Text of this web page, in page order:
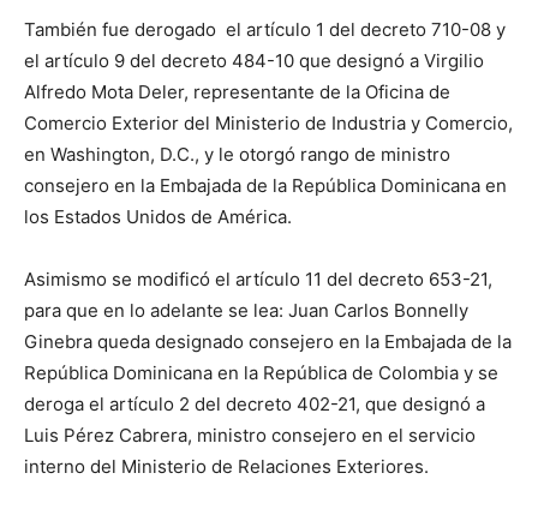
También fue derogado el artículo 1 del decreto 710-08 y
el artículo 9 del decreto 484-10 que designó a Virgilio
Alfredo Mota Deler, representante de la Oficina de
Comercio Exterior del Ministerio de Industria y Comercio,
en Washington, D.C., y le otorgó rango de ministro
consejero en la Embajada de la República Dominicana en
los Estados Unidos de América.
Asimismo se modificó el artículo 11 del decreto 653-21,
para que en lo adelante se lea: Juan Carlos Bonnelly
Ginebra queda designado consejero en la Embajada de la
República Dominicana en la República de Colombia y se
deroga el artículo 2 del decreto 402-21, que designó a
Luis Pérez Cabrera, ministro consejero en el servicio
interno del Ministerio de Relaciones Exteriores.